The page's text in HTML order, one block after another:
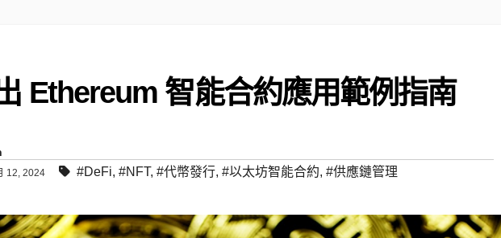
Ethereum 智能合約應用範例指南
12, 2024 #DeFi, #NFT, #代幣發行, #以太坊智能合約, #供應鏈管理